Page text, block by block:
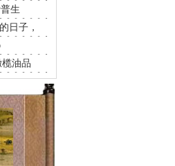
生
日子，
油品